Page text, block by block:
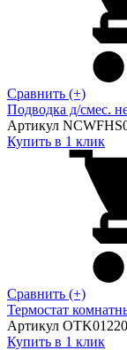
Сравнить (+)
Подводка д/смес.
Артикул
Купить в 1 клик
Сравнить (+)
Термостат
Артикул OTK01220
Купить в 1 клик